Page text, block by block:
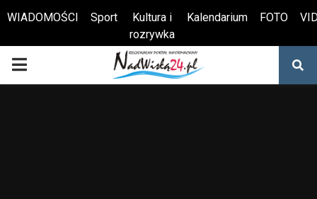
Otwórz pasek narzędzi
WIADOMOŚCI Sport
Kultura i
rozrywka
Kalendarium FOTO
PRIMARY